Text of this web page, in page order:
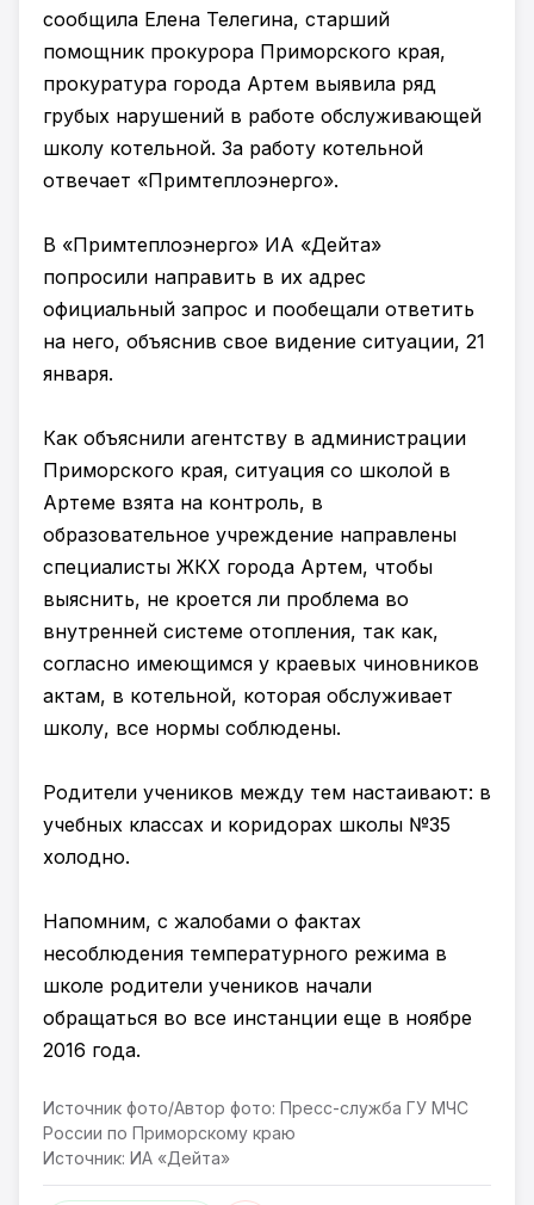
сообщила Елена Телегина, старший
помощник прокурора Приморского края,
прокуратура города Артем выявила ряд
грубых нарушений в работе обслуживающей
школу котельной. За работу котельной
отвечает «Примтеплоэнерго».
В «Примтеплоэнерго» ИА «Дейта»
попросили направить в их адрес
официальный запрос и пообещали ответить
на него, объяснив свое видение ситуации, 21
января.
Как объяснили агентству в администрации
Приморского края, ситуация со школой в
Артеме взята на контроль, в
образовательное учреждение направлены
специалисты ЖКХ города Артем, чтобы
выяснить, не кроется ли проблема во
внутренней системе отопления, так как,
согласно имеющимся у краевых чиновников
актам, в котельной, которая обслуживает
школу, все нормы соблюдены.
Родители учеников между тем настаивают: в
учебных классах и коридорах школы №35
холодно.
Напомним, с жалобами о фактах
несоблюдения температурного режима в
школе родители учеников начали
обращаться во все инстанции еще в ноябре
2016 года.
Источник фото/Автор фото: Пресс-служба ГУ МЧС
России по Приморскому краю
Источник: ИА «Дейта»